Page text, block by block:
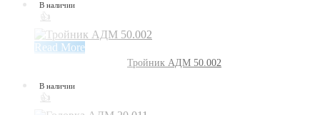
В наличии
👍
Read More
Тройник АДМ 50.002
В наличии
👍